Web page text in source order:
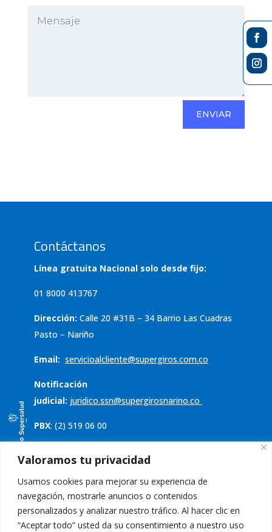
Valoramos tu privacidad
Usamos cookies para mejorar su experiencia de
navegación, mostrarle anuncios o contenidos
personalizados y analizar nuestro tráfico. Al hacer clic en
“Aceptar todo” usted da su consentimiento a nuestro uso
ENVIAR
Contáctanos
Línea gratuita Nacional solo desde fijo:
01 8000 413767
Dirección: Calle 20 #31B – 34 Barrio Las Cuadras
Pasto – Nariño
Email: servicioalcliente@supergiros.com.co
Notificación
judicial: juridico.ssn@supergirosnarino.co
PBX: (2) 519 06 00
Servicio al cliente
Política de tratamiento de datos
Aviso de privacidad